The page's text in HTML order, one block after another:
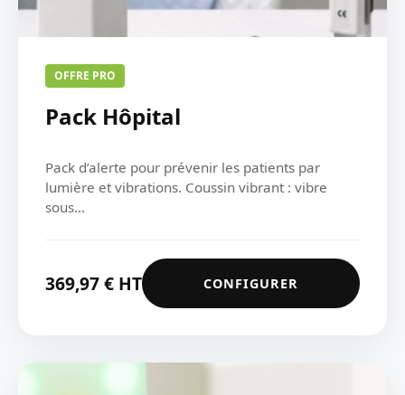
OFFRE PRO
Pack Hôpital
Pack d’alerte pour prévenir les patients par
lumière et vibrations. Coussin vibrant : vibre
sous...
369,97€ HT CONFIGURER